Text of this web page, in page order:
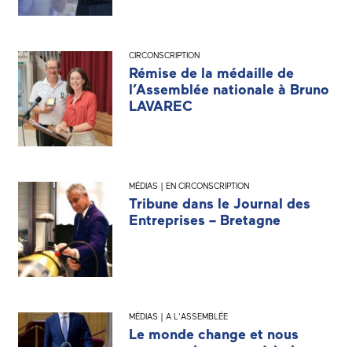
CIRCONSCRIPTION
Rémise de la médaille de
l’Assemblée nationale à Bruno
LAVAREC
MÉDIAS | EN CIRCONSCRIPTION
Tribune dans le Journal des
Entreprises – Bretagne
MÉDIAS | A L'ASSEMBLÉE
Le monde change et nous